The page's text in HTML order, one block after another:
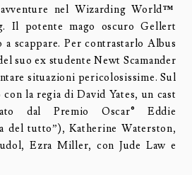
nel Wizarding World™
Il potente mago oscuro Gellert
scappare. Per contrastarlo Albus
suo ex studente Newt Scamander
situazioni pericolosissime. Sul
la regia di David Yates, un cast
dal Premio Oscar® Eddie
del tutto”), Katherine Waterston,
Ezra Miller, con Jude Law e